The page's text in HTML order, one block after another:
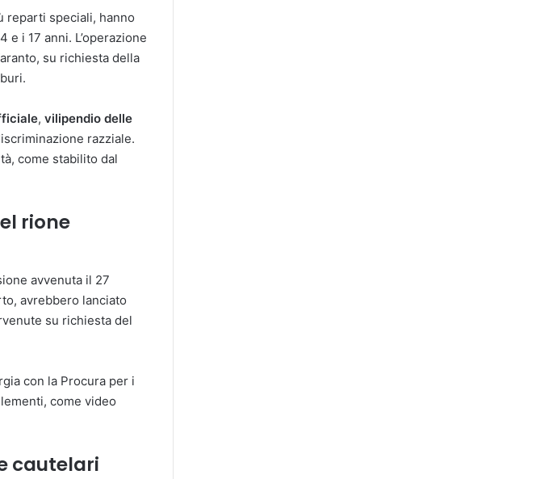
reparti speciali, hanno
i 17 anni. L’operazione
su richiesta della
, vilipendio delle
razziale.
come stabilito dal
rione
avvenuta il 27
avrebbero lanciato
su richiesta del
con la Procura per i
come video
cautelari